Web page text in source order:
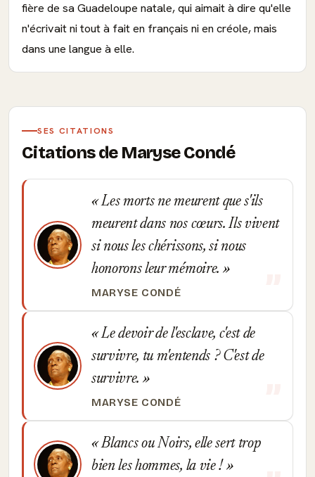
fière de sa Guadeloupe natale, qui aimait à dire qu'elle
n'écrivait ni tout à fait en français ni en créole, mais
dans une langue à elle.
SES CITATIONS
Citations de Maryse Condé
Les morts ne meurent que s'ils
meurent dans nos cœurs. Ils vivent
si nous les chérissons, si nous
honorons leur mémoire.
MARYSE CONDÉ
Le devoir de l'esclave, c'est de
survivre, tu m'entends ? C'est de
survivre.
MARYSE CONDÉ
Blancs ou Noirs, elle sert trop
bien les hommes, la vie !